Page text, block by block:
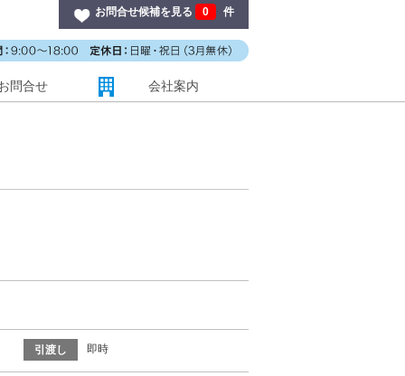
お問合せ候補を見る 0 件
問合せ 会社案内
引渡し 即時